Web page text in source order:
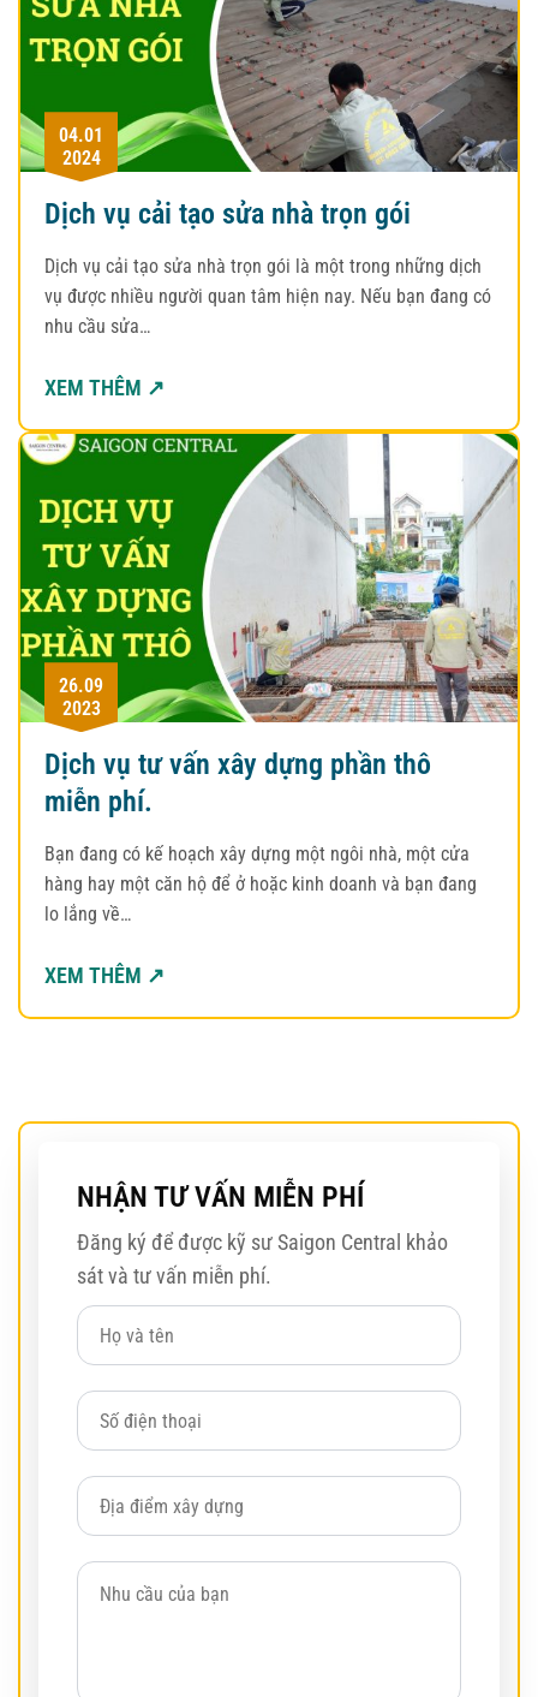
04.01
2024
Dịch vụ cải tạo sửa nhà trọn gói
Dịch vụ cải tạo sửa nhà trọn gói là một trong những dịch
vụ được nhiều người quan tâm hiện nay. Nếu bạn đang có
nhu cầu sửa…
XEM THÊM ↗
26.09
2023
Dịch vụ tư vấn xây dựng phần thô
miễn phí.
Bạn đang có kế hoạch xây dựng một ngôi nhà, một cửa
hàng hay một căn hộ để ở hoặc kinh doanh và bạn đang
lo lắng về…
XEM THÊM ↗
NHẬN TƯ VẤN MIỄN PHÍ
Đăng ký để được kỹ sư Saigon Central khảo
sát và tư vấn miễn phí.